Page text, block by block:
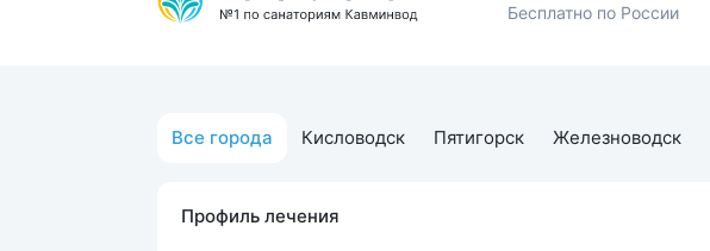
Бесплатно по России
Все города Кисловодск Пятигорск Железноводск
Профиль лечения